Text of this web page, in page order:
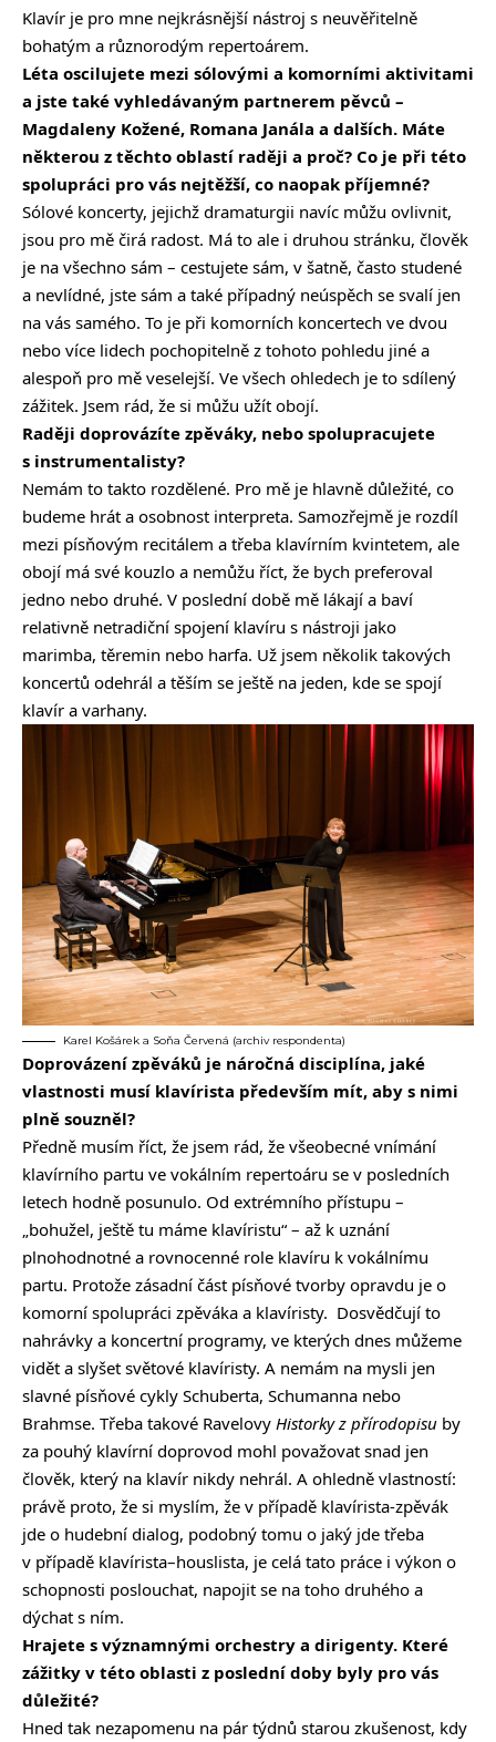
Klavír je pro mne nejkrásnější nástroj s neuvěřitelně
bohatým a různorodým repertoárem.
Léta oscilujete mezi sólovými a komorními aktivitami
a jste také vyhledávaným partnerem pěvců –
Magdaleny Kožené, Romana Janála a dalších. Máte
některou z těchto oblastí raději a proč? Co je při této
spolupráci pro vás nejtěžší, co naopak příjemné?
Sólové koncerty, jejichž dramaturgii navíc můžu ovlivnit,
jsou pro mě čirá radost. Má to ale i druhou stránku, člověk
je na všechno sám – cestujete sám, v šatně, často studené
a nevlídné, jste sám a také případný neúspěch se svalí jen
na vás samého. To je při komorních koncertech ve dvou
nebo více lidech pochopitelně z tohoto pohledu jiné a
alespoň pro mě veselejší. Ve všech ohledech je to sdílený
zážitek. Jsem rád, že si můžu užít obojí.
Raději doprovázíte zpěváky, nebo spolupracujete
s instrumentalisty?
Nemám to takto rozdělené. Pro mě je hlavně důležité, co
budeme hrát a osobnost interpreta. Samozřejmě je rozdíl
mezi písňovým recitálem a třeba klavírním kvintetem, ale
obojí má své kouzlo a nemůžu říct, že bych preferoval
jedno nebo druhé. V poslední době mě lákají a baví
relativně netradiční spojení klavíru s nástroji jako
marimba, těremin nebo harfa. Už jsem několik takových
koncertů odehrál a těším se ještě na jeden, kde se spojí
klavír a varhany.
Karel Košárek a Soňa Červená (archiv respondenta)
Doprovázení zpěváků je náročná disciplína, jaké
vlastnosti musí klavírista především mít, aby s nimi
plně souzněl?
Předně musím říct, že jsem rád, že všeobecné vnímání
klavírního partu ve vokálním repertoáru se v posledních
letech hodně posunulo. Od extrémního přístupu –
„bohužel, ještě tu máme klavíristu“ – až k uznání
plnohodnotné a rovnocenné role klavíru k vokálnímu
partu. Protože zásadní část písňové tvorby opravdu je o
komorní spolupráci zpěváka a klavíristy. Dosvědčují to
nahrávky a koncertní programy, ve kterých dnes můžeme
vidět a slyšet světové klavíristy. A nemám na mysli jen
slavné písňové cykly Schuberta, Schumanna nebo
Brahmse. Třeba takové Ravelovy Historky z přírodopisu by
za pouhý klavírní doprovod mohl považovat snad jen
člověk, který na klavír nikdy nehrál. A ohledně vlastností:
právě proto, že si myslím, že v případě klavírista-zpěvák
jde o hudební dialog, podobný tomu o jaký jde třeba
v případě klavírista–houslista, je celá tato práce i výkon o
schopnosti poslouchat, napojit se na toho druhého a
dýchat s ním.
Hrajete s významnými orchestry a dirigenty. Které
zážitky v této oblasti z poslední doby byly pro vás
důležité?
Hned tak nezapomenu na pár týdnů starou zkušenost, kdy